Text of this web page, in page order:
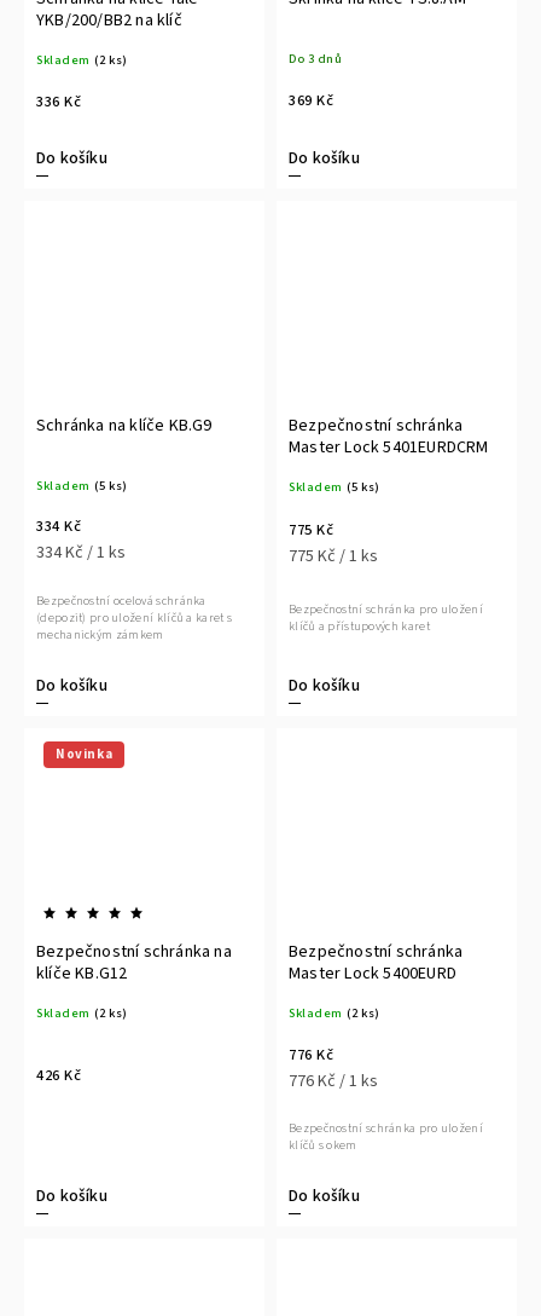
YKB/200/BB2 na klíč
Skladem (2 ks)
336 Kč
Do košíku
Do 3 dnů
369 Kč
Do košíku
Schránka na klíče KB.G9
Skladem (5 ks)
334 Kč
334 Kč / 1 ks
Do košíku
Bezpečnostní ocelová schránka
(depozit) pro uložení klíčů a karet s
mechanickým zámkem
Bezpečnostní schránka
Master Lock 5401EURDCRM
Skladem (5 ks)
775 Kč
775 Kč / 1 ks
Do košíku
Bezpečnostní schránka pro uložení
klíčů a přístupových karet
Novinka
Bezpečnostní schránka na
klíče KB.G12
Skladem (2 ks)
426 Kč
Do košíku
Bezpečnostní schránka
Master Lock 5400EURD
Skladem (2 ks)
776 Kč
776 Kč / 1 ks
Do košíku
Bezpečnostní schránka pro uložení
klíčů s okem